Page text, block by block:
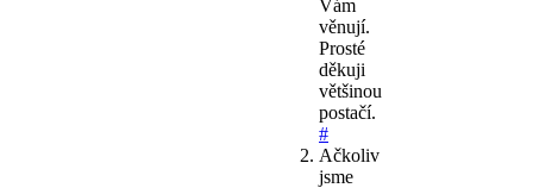
Vám
věnují.
Prosté
děkuji
většinou
postačí.
#
Ačkoliv
jsme